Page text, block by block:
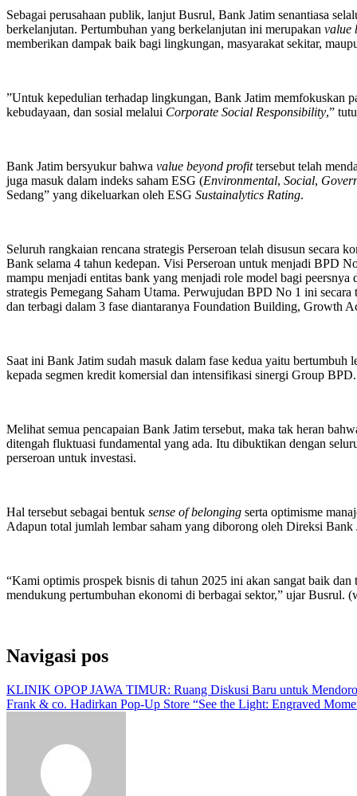
Sebagai perusahaan publik, lanjut Busrul, Bank Jatim senantiasa
berkelanjutan. Pertumbuhan yang berkelanjutan ini merupakan value
memberikan dampak baik bagi lingkungan, masyarakat sekitar,
”Untuk kepedulian terhadap lingkungan, Bank Jatim memfokuskan
kebudayaan, dan sosial melalui Corporate Social Responsibility,”
Bank Jatim bersyukur bahwa value beyond profittersebut telah
juga masuk dalam indeks saham ESG (Environmental, Social,
Sedang” yang dikeluarkan oleh ESG Sustainalytics Rating.
Seluruh rangkaian rencana strategis Perseroan telah disusun secara
Bank selama 4 tahun kedepan. Visi Perseroan untuk menjadi BPD
mampu menjadi entitas bank yang menjadi role model bagi
strategis Pemegang Saham Utama. Perwujudan BPD No 1 ini
dan terbagi dalam 3 fase diantaranya Foundation Building, Growth
Saat ini Bank Jatim sudah masuk dalam fase kedua yaitu bertumbuh
kepada segmen kredit komersial dan intensifikasi sinergi Group BPD.
Melihat semua pencapaian Bank Jatim tersebut, maka tak heran
ditengah fluktuasi fundamental yang ada. Itu dibuktikan dengan
perseroan untuk investasi.
Hal tersebut sebagai bentuk sense of belonging serta optimisme
Adapun total jumlah lembar saham yang diborong oleh Direksi Bank
“Kami optimis prospek bisnis di tahun 2025 ini akan sangat baik dan
mendukung pertumbuhan ekonomi di berbagai sektor,” ujar Busrul.
Navigasi pos
KLINIK OPOP JAWA TIMUR: Ruang Diskusi Baru untuk
Frank & co. Hadirkan Pop-Up Store “See the Light: Engraved